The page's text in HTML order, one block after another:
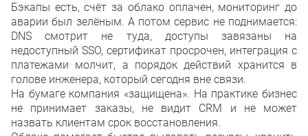
Бэкапы есть, счёт за облако оплачен, мониторинг до
аварии был зелёным. А потом сервис не поднимается:
DNS смотрит не туда, доступы завязаны на
недоступный SSO, сертификат просрочен, интеграция с
платежами молчит, а порядок действий хранится в
голове инженера, который сегодня вне связи.
На бумаге компания «защищена». На практике бизнес
не принимает заказы, не видит CRM и не может
назвать клиентам срок восстановления.